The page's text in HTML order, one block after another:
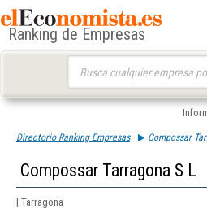
Ranking de Empresas
Directorio Ranking Empresas Compossar
Compossar Tarragona S L
| Tarragona